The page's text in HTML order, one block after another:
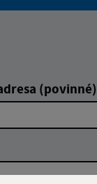
(povinné)